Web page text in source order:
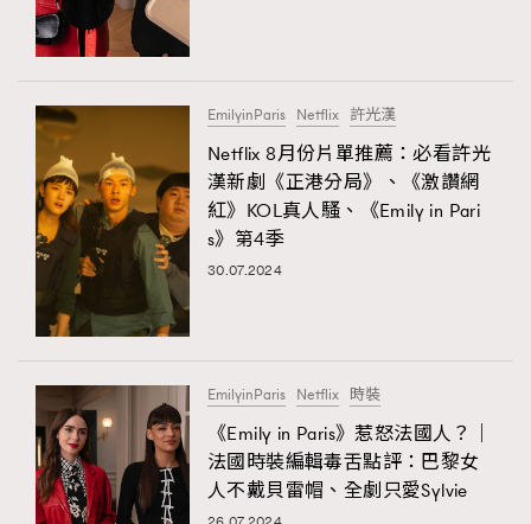
EmilyinParis Netflix 許光漢
Netflix 8月份片單推薦：必看許光
漢新劇《正港分局》、《激讚網
紅》KOL真人騷、《Emily in Pari
s》第4季
30.07.2024
EmilyinParis Netflix 時裝
《Emily in Paris》惹怒法國人？｜
法國時裝編輯毒舌點評：巴黎女
人不戴貝雷帽、全劇只愛Sylvie